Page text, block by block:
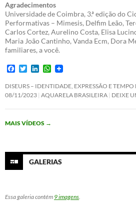
Agradecimentos
Universidade de Coimbra, 3.ª edição do
Performativas – Mimesis, Delfim Leão,
Carlos Cortez, Aurelino Costa, Elisa
Maria João Cantinho, Vanda Ecm, Dora
familiares, a você.
F
c
e
b
o
k
T
i
t
t
e
n
k
e
d
n
W
a
t
s
A
DISEURS – IDENTIDADE, EXPRESSÃO E
08/11/2023 AQUARELA BRASILEIRA DEIXE
MAIS VÍDEOS →
GALERIAS
Essa galeria contém 9 imagens